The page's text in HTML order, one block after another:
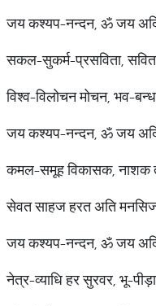
जय कश्यप-नन्दन, ॐ जय
सकल-सुकर्म-प्रसविता,
विश्व-विलोचन मोचन, भव-
जय कश्यप-नन्दन, ॐ जय
कमल-समूह विकासक, नाशक
सेवत साहज हरत अति
जय कश्यप-नन्दन, ॐ जय
नेत्र-व्याधि हर सुरवर, भू-